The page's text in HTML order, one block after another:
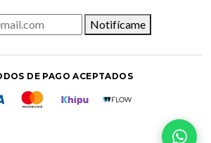
Notifícame
DE PAGO ACEPTADOS